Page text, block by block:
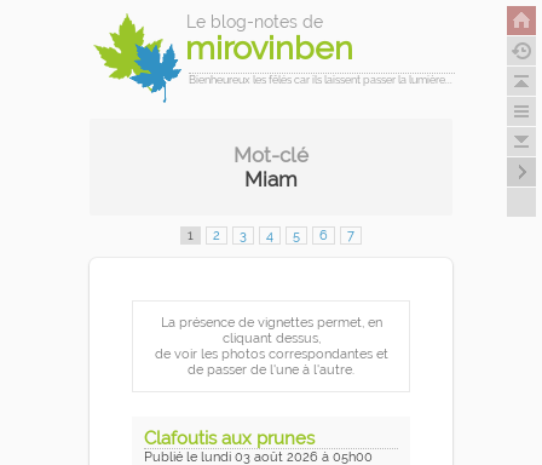
Le blog-notes de
mirovinben
Bienheureux les fêlés car ils laissent passer la lumière...
Mot-clé
Miam
1 2 3 4 5 6 7
La présence de vignettes permet, en
cliquant dessus,
de voir les photos correspondantes et
de passer de l'une à l'autre.
Clafoutis aux prunes
Publié le lundi 03 août 2026 à 05h00